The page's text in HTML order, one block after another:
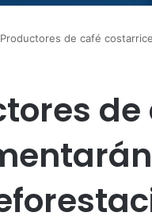
Productores de café